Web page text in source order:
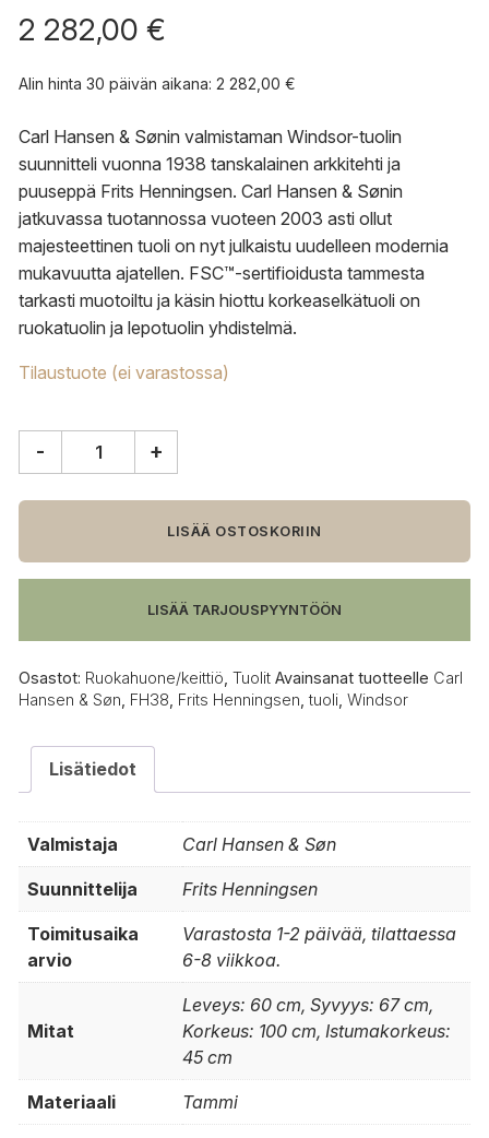
2 282,00 €
Alin hinta 30 päivän aikana: 2 282,00 €
Carl Hansen & Sønin valmistaman Windsor-tuolin
suunnitteli vuonna 1938 tanskalainen arkkitehti ja
puuseppä Frits Henningsen. Carl Hansen & Sønin
jatkuvassa tuotannossa vuoteen 2003 asti ollut
majesteettinen tuoli on nyt julkaistu uudelleen modernia
mukavuutta ajatellen. FSC™-sertifioidusta tammesta
tarkasti muotoiltu ja käsin hiottu korkeaselkätuoli on
ruokatuolin ja lepotuolin yhdistelmä.
Tilaustuote (ei varastossa)
&
FH38
Windsor
tammi
määrä
- +
LISÄÄ OSTOSKORIIN
LISÄÄ TARJOUSPYYNTÖÖN
Osastot: Ruokahuone/keittiö Tuolit Avainsanat tuotteelle Carl
Hansen & Søn FH38 Frits Henningsen ,tuoli Windsor
Lisätiedot
Valmistaja Carl Hansen & Søn
Suunnittelija Frits Henningsen
Toimitusaika
arvio
Varastosta 1-2 päivää, tilattaessa
6-8 viikkoa.
Mitat
Leveys: 60 cm, Syvyys: 67 cm,
Korkeus: 100 cm, Istumakorkeus:
45 cm
Materiaali Tammi